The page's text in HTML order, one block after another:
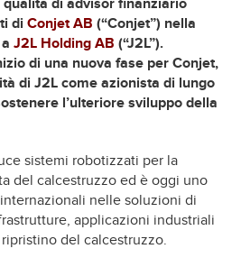
di Conjet AB (“Conjet”) nella
J2L Holding AB (“J2L”).
di una nuova fase per Conjet,
di J2L come azionista di lungo
l’ulteriore sviluppo della
sistemi robotizzati per la
del calcestruzzo ed è oggi uno
nelle soluzioni di
applicazioni industriali
del calcestruzzo.